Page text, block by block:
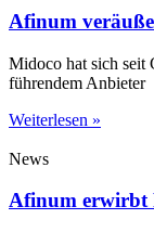
Afinum
Midoco hat sich seit
führendem Anbieter
Weiterlesen »
News
Afinum erwirbt